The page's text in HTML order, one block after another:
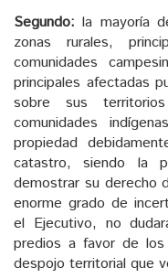
Segundo: la mayoría
zonas rurales,
comunidades
principales afectadas
sobre sus
comunidades
propiedad
catastro, siendo la
demostrar su derecho
enorme grado de
el Ejecutivo, no
predios a favor de los
despojo territorial que